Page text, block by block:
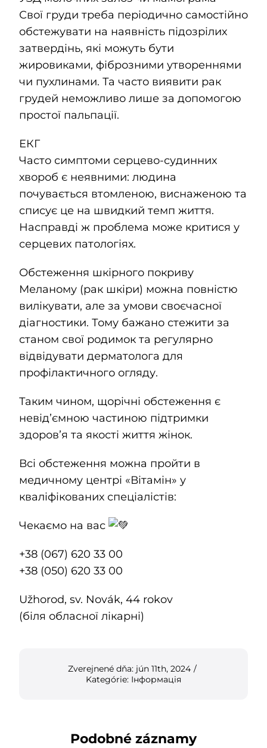
Свої груди треба періодично самостійно
обстежувати на наявність підозрілих
затвердінь, які можуть бути
жировиками, фіброзними утвореннями
чи пухлинами. Та часто виявити рак
грудей неможливо лише за допомогою
простої пальпації.
ЕКГ
Часто симптоми серцево-судинних
хвороб є неявними: людина
почувається втомленою, виснаженою та
списує це на швидкий темп життя.
Насправді ж проблема може критися у
серцевих патологіях.
Обстеження шкірного покриву
Меланому (рак шкіри) можна повністю
вилікувати, але за умови своєчасної
діагностики. Тому бажано стежити за
станом свої родимок та регулярно
відвідувати дерматолога для
профілактичного огляду.
Таким чином, щорічні обстеження є
невідʼємною частиною підтримки
здоровʼя та якості життя жінок.
Всі обстеження можна пройти в
медичному центрі «Вітамін» у
кваліфікованих спеціалістів:
Чекаємо на вас
+38 (067) 620 33 00
+38 (050) 620 33 00
Užhorod, sv. Novák, 44 rokov
(біля обласної лікарні)
Zverejnené dňa: jún 11th, 2024 /
Kategórie: Інформація
Podobné záznamy